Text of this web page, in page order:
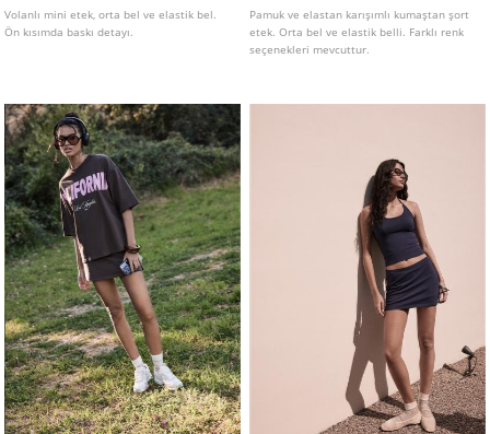
Volanlı mini etek, orta bel ve elastik bel.
Ön kısımda baskı detayı.
Pamuk ve elastan karışımlı kumaştan şort
etek. Orta bel ve elastik belli. Farklı renk
seçenekleri mevcuttur.